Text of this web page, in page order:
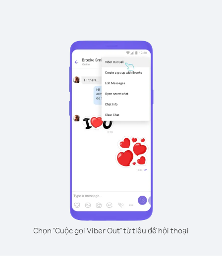
Chọn "Cuộc gọi Viber Out" từ tiêu đề hội thoại